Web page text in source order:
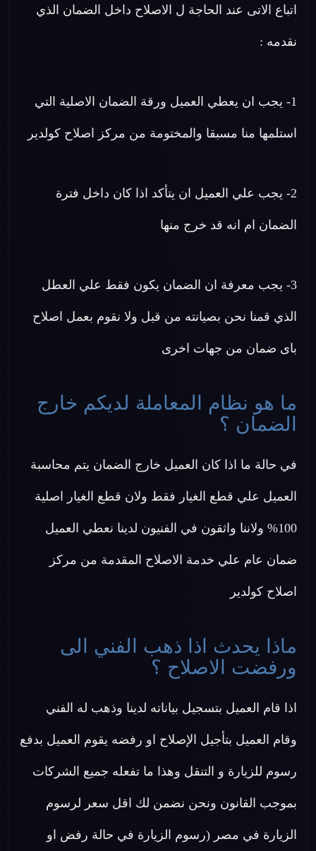
اتباع الاتى عند الحاجة ل الاصلاح داخل الضمان الذي
نقدمه :
1- يجب ان يعطي العميل ورقة الضمان الاصلية التي
استلمها منا مسبقا والمختومة من مركز اصلاح كولدير
2- يجب علي العميل ان يتأكد اذا كان داخل فترة
الضمان ام انه قد خرج منها
3- يجب معرفة ان الضمان يكون فقط علي العطل
الذي قمنا نحن بصيانته من قبل ولا نقوم بعمل اصلاح
باى ضمان من جهات اخرى
ما هو نظام المعاملة لديكم خارج
الضمان ؟
في حالة ما اذا كان العميل خارج الضمان يتم محاسبة
العميل علي قطع الغيار فقط ولان قطع الغيار اصلية
100% ولاننا واثقون في الفنيون لدينا نعطي العميل
ضمان عام علي خدمة الاصلاح المقدمة من مركز
اصلاح كولدير
ماذا يحدث اذا ذهب الفني الى
ورفضت الاصلاح ؟
اذا قام العميل بتسجيل بياناته لدينا وذهب له الفني
وقام العميل بتأجيل الإصلاح او رفضه يقوم العميل بدفع
رسوم للزيارة و التنقل وهذا ما تفعله جميع الشركات
بموجب القانون ونحن نضمن لك اقل سعر لرسوم
الزيارة في مصر (رسوم الزيارة في حالة رفض او